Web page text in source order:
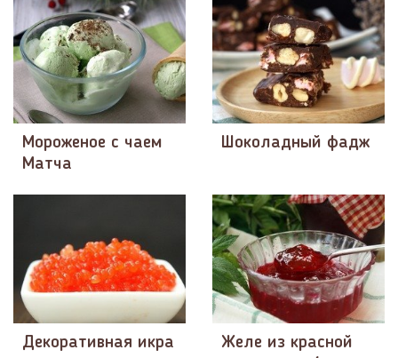
Мороженое с чаем
Матча
Шоколадный фадж
Декоративная икра
Желе из красной